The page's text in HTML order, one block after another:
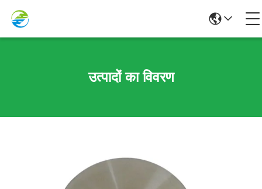
उत्पादों का विवरण